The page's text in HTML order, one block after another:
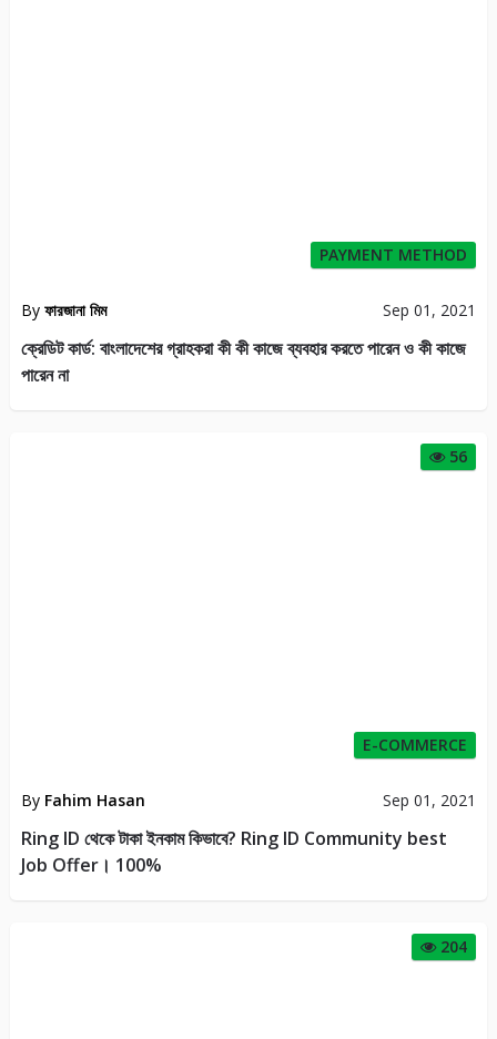
PAYMENT METHOD
By ফারজানা মিম Sep 01, 2021
ক্রেডিট কার্ড: বাংলাদেশের গ্রাহকরা কী কী কাজে ব্যবহার করতে পারেন ও কী কাজে
পারেন না
56
E-COMMERCE
By Fahim Hasan Sep 01, 2021
Ring ID থেকে টাকা ইনকাম কিভাবে? Ring ID Community best
Job Offer। 100%
204